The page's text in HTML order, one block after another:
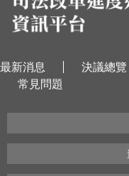
最新消息 決議總覽
常見問題